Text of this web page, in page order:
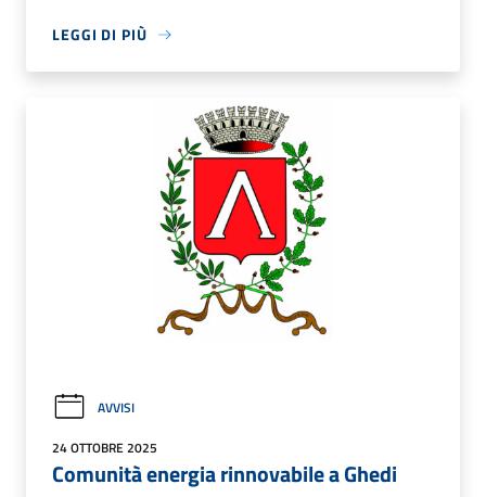
LEGGI DI PIÙ
AVVISI
24 OTTOBRE 2025
Comunità energia rinnovabile a Ghedi